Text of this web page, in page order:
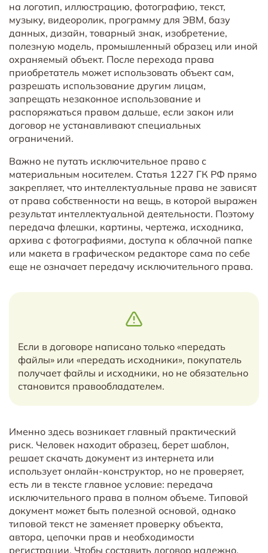
на логотип, иллюстрацию, фотографию, текст,
музыку, видеоролик, программу для ЭВМ, базу
данных, дизайн, товарный знак, изобретение,
полезную модель, промышленный образец или иной
охраняемый объект. После перехода права
приобретатель может использовать объект сам,
разрешать использование другим лицам,
запрещать незаконное использование и
распоряжаться правом дальше, если закон или
договор не устанавливают специальных
ограничений.
Важно не путать исключительное право с
материальным носителем. Статья 1227 ГК РФ прямо
закрепляет, что интеллектуальные права не зависят
от права собственности на вещь, в которой выражен
результат интеллектуальной деятельности. Поэтому
передача флешки, картины, чертежа, исходника,
архива с фотографиями, доступа к облачной папке
или макета в графическом редакторе сама по себе
еще не означает передачу исключительного права.
Если в договоре написано только «передать
файлы» или «передать исходники», покупатель
получает файлы и исходники, но не обязательно
становится правообладателем.
Именно здесь возникает главный практический
риск. Человек находит образец, берет шаблон,
решает скачать документ из интернета или
использует онлайн-конструктор, но не проверяет,
есть ли в тексте главное условие: передача
исключительного права в полном объеме. Типовой
документ может быть полезной основой, однако
типовой текст не заменяет проверку объекта,
автора, цепочки прав и необходимости
регистрации. Чтобы составить договор надежно,